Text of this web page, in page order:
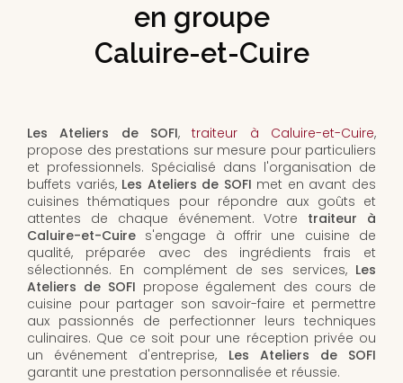
en groupe
Caluire-et-Cuire
Les Ateliers de SOFI,traiteur à Caluire-et-Cuire,
propose des prestations sur mesure pour particuliers
et professionnels. Spécialisé dans l'organisation de
buffets variés, Les Ateliers de SOFI met en avant des
cuisines thématiques pour répondre aux goûts et
attentes de chaque événement. Votre traiteur à
Caluire-et-Cuire s'engage à offrir une cuisine de
qualité, préparée avec des ingrédients frais et
sélectionnés. En complément de ses services, Les
Ateliers de SOFI propose également des cours de
cuisine pour partager son savoir-faire et permettre
aux passionnés de perfectionner leurs techniques
culinaires. Que ce soit pour une réception privée ou
un événement d'entreprise, Les Ateliers de SOFI
garantit une prestation personnalisée et réussie.